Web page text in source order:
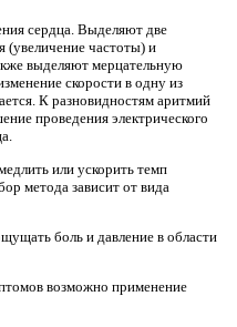
сердца. Выделяют две
(увеличение частоты) и
выделяют мерцательную
скорости в одну из
К разновидностям аритмий
проведения электрического
или ускорить темп
метода зависит от вида
боль и давление в области
возможно применение